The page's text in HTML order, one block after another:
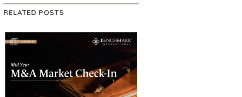
RELATED POSTS